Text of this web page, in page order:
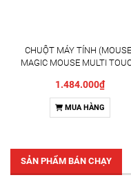
CHUỘT MÁY TÍNH
MAGIC MOUSE MULTI
A)
1.484.000₫
MUA HÀNG
SẢN PHẨM BÁN CHẠY